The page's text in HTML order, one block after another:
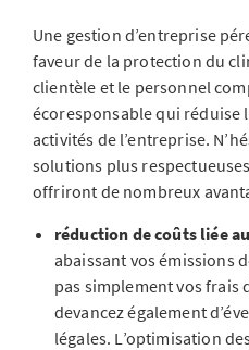
Une gestion d’entreprise
faveur de la protection du
clientèle et le personnel
écoresponsable qui réduise
activités de l’entreprise.
solutions plus
offriront de nombreux
réduction de coûts liée
abaissant vos émissions
pas simplement vos frais
devancez également
légales. L’optimisation